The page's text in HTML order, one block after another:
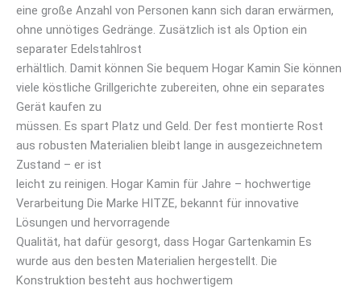
eine große Anzahl von Personen kann sich daran erwärmen,
ohne unnötiges Gedränge. Zusätzlich ist als Option ein
separater Edelstahlrost
erhältlich. Damit können Sie bequem Hogar Kamin Sie können
viele köstliche Grillgerichte zubereiten, ohne ein separates
Gerät kaufen zu
müssen. Es spart Platz und Geld. Der fest montierte Rost
aus robusten Materialien bleibt lange in ausgezeichnetem
Zustand – er ist
leicht zu reinigen. Hogar Kamin für Jahre – hochwertige
Verarbeitung Die Marke HITZE, bekannt für innovative
Lösungen und hervorragende
Qualität, hat dafür gesorgt, dass Hogar Gartenkamin Es
wurde aus den besten Materialien hergestellt. Die
Konstruktion besteht aus hochwertigem